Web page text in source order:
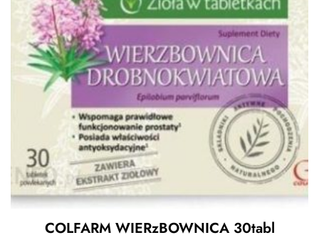
COLFARM WIERzBOWNICA 30tabl